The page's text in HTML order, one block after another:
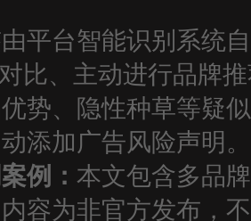
平台智能识别系统
比、主动进行品牌
势、隐性种草等疑
添加广告风险声明。
例： 本文包含多品
容为非官方发布，